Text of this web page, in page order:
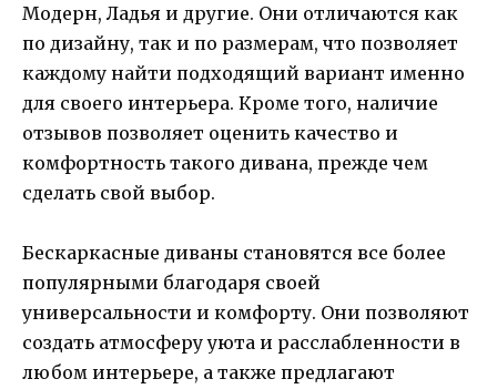
Модерн, Ладья и другие. Они отличаются как
по дизайну, так и по размерам, что позволяет
каждому найти подходящий вариант именно
для своего интерьера. Кроме того, наличие
отзывов позволяет оценить качество и
комфортность такого дивана, прежде чем
сделать свой выбор.
Бескаркасные диваны становятся все более
популярными благодаря своей
универсальности и комфорту. Они позволяют
создать атмосферу уюта и расслабленности в
любом интерьере, а также предлагают